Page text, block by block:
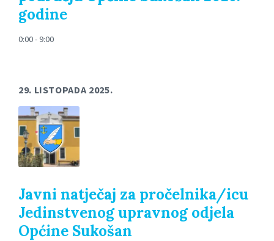
godine
0:00 - 9:00
29. LISTOPADA 2025.
Javni natječaj za pročelnika/icu
Jedinstvenog upravnog odjela
Općine Sukošan